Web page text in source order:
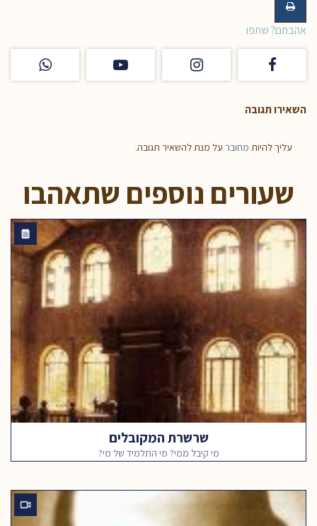
אהבתם? שתפו
השאירו תגובה
עליך להיות מחובר על מנת להשאיר תגובה.
שעורים נוספים שתאהבו
שרשרת המקובלים
מי קיבל ממי? מי התלמיד של מי?